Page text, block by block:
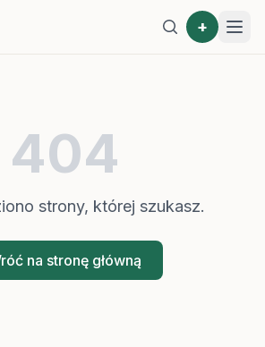
+
404
strony, której szukasz.
na stronę główną